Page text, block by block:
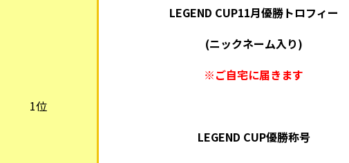
1位
LEGEND CUP11月優勝トロフィー
(ニックネーム入り)
※ご自宅に届きます
LEGEND CUP優勝称号